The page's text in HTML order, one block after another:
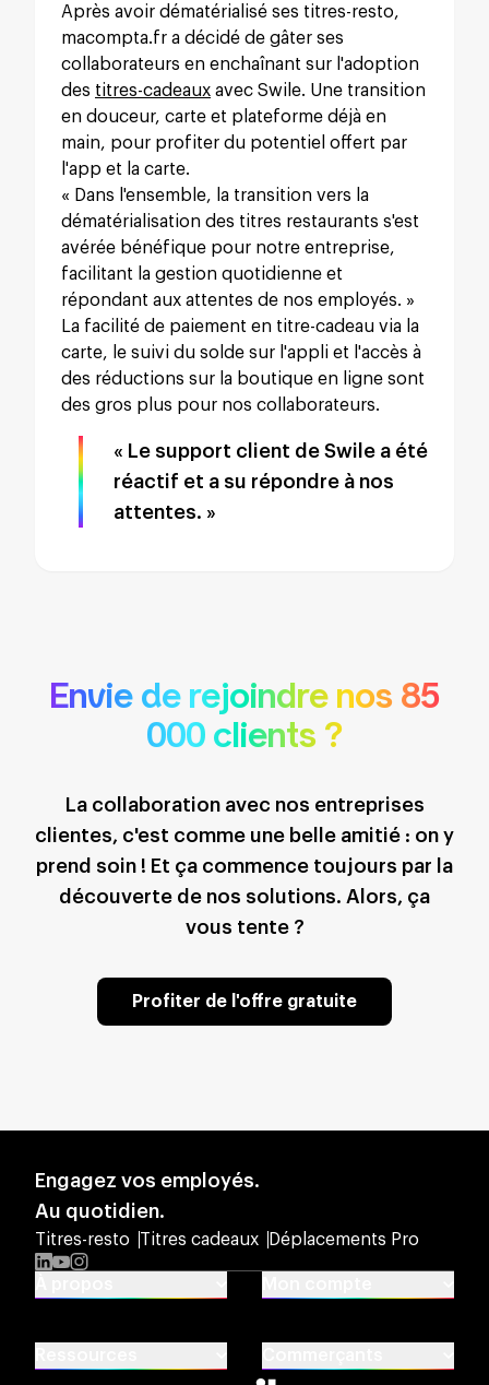
Après avoir dématérialisé ses titres-resto,
macompta.fr a décidé de gâter ses
collaborateurs en enchaînant sur l'adoption
des titres-cadeaux avec Swile. Une transition
en douceur, carte et plateforme déjà en
main, pour profiter du potentiel offert par
l'app et la carte.
« Dans l'ensemble, la transition vers la
dématérialisation des titres restaurants s'est
avérée bénéfique pour notre entreprise,
facilitant la gestion quotidienne et
répondant aux attentes de nos employés. »
La facilité de paiement en titre-cadeau via la
carte, le suivi du solde sur l'appli et l'accès à
des réductions sur la boutique en ligne sont
des gros plus pour nos collaborateurs.
« Le support client de Swile a été
réactif et a su répondre à nos
attentes. »
Envie de rejoindre nos 85
000 clients ?
La collaboration avec nos entreprises
clientes, c'est comme une belle amitié : on y
prend soin ! Et ça commence toujours par la
découverte de nos solutions. Alors, ça
vous tente ?
Profiter de l'offre gratuite
Engagez vos employés.
Au quotidien.
Titres-resto Titres cadeaux
Déplacements Pro
LinkedIn
YouTube
Instagram
Nous rejoindre
Centre d'aide